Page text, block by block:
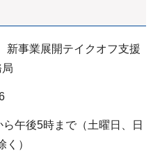
事業展開テイクオフ支援
午後5時まで（土曜日、日
）